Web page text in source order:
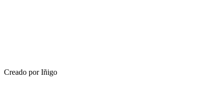
Creado por Iñigo